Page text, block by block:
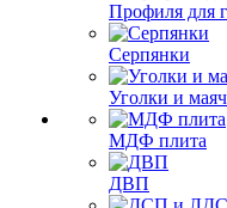
Профиля для
Серпянки
Уголки и
МДФ плита
ДВП